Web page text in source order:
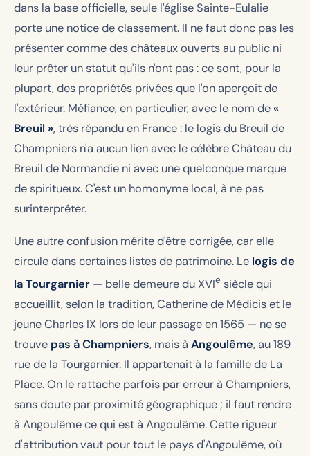
dans la base officielle, seule l'église Sainte-Eulalie
porte une notice de classement. Il ne faut donc pas les
présenter comme des châteaux ouverts au public ni
leur prêter un statut qu'ils n'ont pas : ce sont, pour la
plupart, des propriétés privées que l'on aperçoit de
l'extérieur. Méfiance, en particulier, avec le nom de«
Breuil », très répandu en France : le logis du Breuil de
Champniers n'a aucun lien avec le célèbre Château du
Breuil de Normandie ni avec une quelconque marque
de spiritueux. C'est un homonyme local, à ne pas
surinterpréter.
Une autre confusion mérite d'être corrigée, car elle
circule dans certaines listes de patrimoine. Le logis de
la Tourgarnier — belle demeure du XVIe siècle qui
accueillit, selon la tradition, Catherine de Médicis et le
jeune Charles IX lors de leur passage en 1565 — ne se
trouve pas à Champniers, mais à Angoulême, au 189
rue de la Tourgarnier. Il appartenait à la famille de La
Place. On le rattache parfois par erreur à Champniers,
sans doute par proximité géographique ; il faut rendre
à Angoulême ce qui est à Angoulême. Cette rigueur
d'attribution vaut pour tout le pays d'Angoulême, où